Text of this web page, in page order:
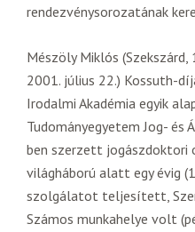
rendezvénysorozatának
Mészöly Miklós
2001. július 22.) Kossuth-
Irodalmi Akadémia egyik
Tudományegyetem Jog-
ben szerzett jogászdoktori
világháború alatt egy évig
szolgálatot teljesített,
Számos munkahelye volt